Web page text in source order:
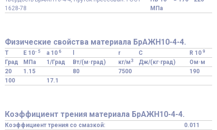
1628-78
МПа
Физические свойства материала БрАЖН10-4-4.
T E 10- 5 a 10 6 r C R 10 9
Град МПа 1/Град Вт/(м·град) кг/м3 Дж/(кг·град)
Ом·м
20
1.15 80 7500
190
100
17.1
Коэффициент трения материала БрАЖН10-4-4.
Коэффициент трения со смазкой:
0.011